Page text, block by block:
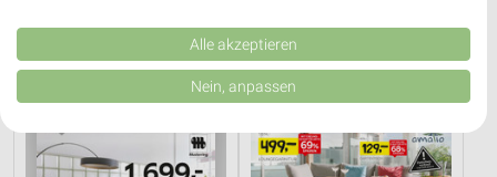
XXXLutz
Kombinationen von Daten aus verschiedenen Quellen. Entwicklung und
Verbesserung der Angebote. Verwendung reduzierter Daten zur Auswahl
von Inhalten.
Daten können außerhalb der Europäischen Union weitergegeben und in die
USA gesendet werden.
Website/App.
Partnerliste anzeigen (1 IAB-Anbieter)
Alle akzeptieren
Nein, anpassen